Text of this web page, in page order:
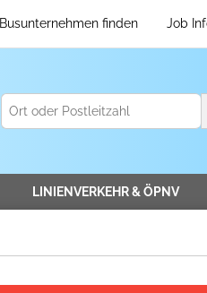
Busunternehmen finden Job
LINIENVERKEHR& ÖPNV